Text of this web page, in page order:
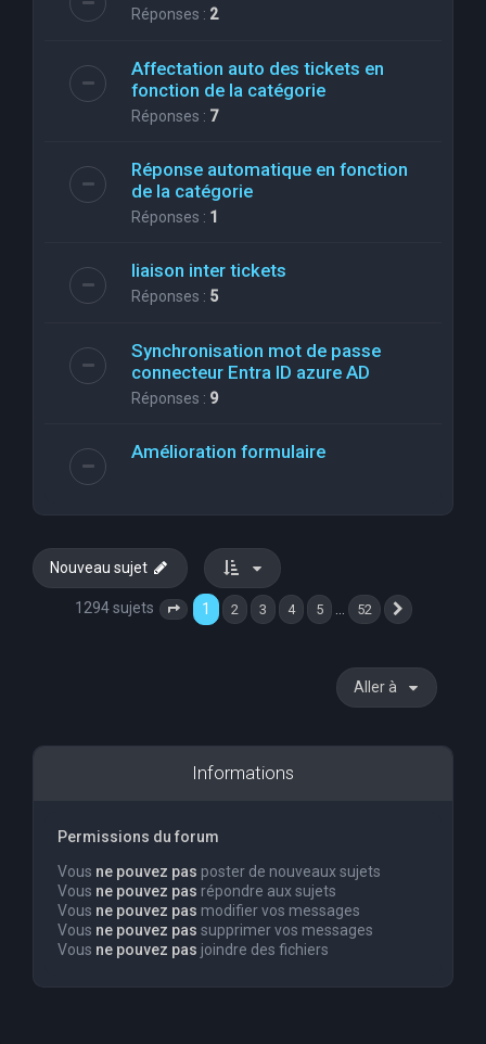
Réponses : 2
Affectation auto des tickets en
fonction de la catégorie
Réponses : 7
Réponse automatique en fonction
de la catégorie
Réponses : 1
liaison inter tickets
Réponses : 5
Synchronisation mot de passe
connecteur Entra ID azure AD
Réponses : 9
Amélioration formulaire
Nouveau sujet
1294 sujets Page 1 sur 52
1 2 3 4 5 … 52
Aller à
Informations
Permissions du forum
Vous ne pouvez pas poster de nouveaux sujets
Vous ne pouvez pas répondre aux sujets
Vous ne pouvez pas modifier vos messages
Vous ne pouvez pas supprimer vos messages
Vous ne pouvez pas joindre des fichiers